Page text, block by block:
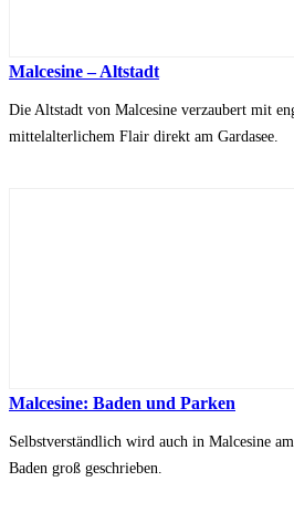
Malcesine – Altstadt
Die Altstadt von Malcesine verzaubert mit
mittelalterlichem Flair direkt am Gardasee.
Malcesine: Baden und Parken
Selbstverständlich wird auch in Malcesine
Baden groß geschrieben.